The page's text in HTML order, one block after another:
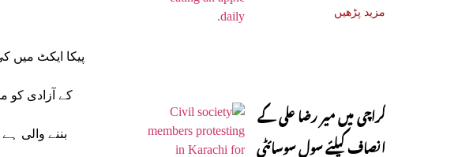
پیکا ایکٹ میں
کے آزادی کو
بننے والی
فوائد، ماہرین نے بتا دیے
مزید پڑھیں
کراچی میں میر رضا علی کے
انصاف کیلئے سول سوسائٹی